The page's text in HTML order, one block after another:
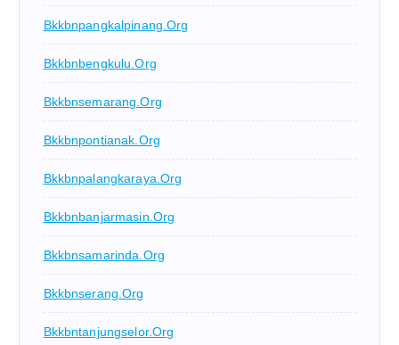
Bkkbnpangkalpinang.org
Bkkbnbengkulu.org
Bkkbnsemarang.org
Bkkbnpontianak.org
Bkkbnpalangkaraya.org
Bkkbnbanjarmasin.org
Bkkbnsamarinda.org
Bkkbnserang.org
Bkkbntanjungselor.org